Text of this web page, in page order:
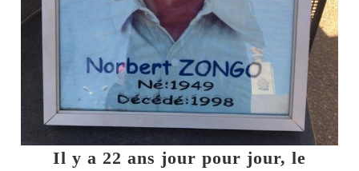
Il y a 22 ans jour pour jour, le